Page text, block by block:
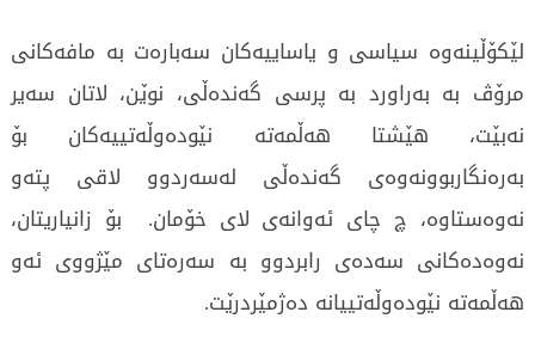
لێکۆڵینەوە سیاسی و یاساییەکان سەبارەت بە مافەکانی
مرۆڤ بە بەراورد بە پرسی گەندەڵی، نوێن، لاتان سەیر
نەبێت، هێشتا هەڵمەتە نێودەوڵەتییەکان بۆ
بەرەنگاربوونەوەی گەندەڵی لەسەردوو لاقی پتەو
نەوەستاوە، چ چای ئەوانەی لای خۆمان. بۆ زانیاریتان،
نەوەدەکانی سەدەی رابردوو بە سەرەتای مێژووی ئەو
هەڵمەتە نێودەوڵەتییانە دەژمێردرێت.